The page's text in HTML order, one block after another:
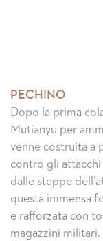
PECHINO
Dopo la prima
Mutianyu per
venne costruita a
contro gli
dalle steppe
questa immensa
e rafforzata con
magazzini